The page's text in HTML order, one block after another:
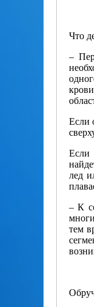
Что
–
Если
Если
лед
– К
тем